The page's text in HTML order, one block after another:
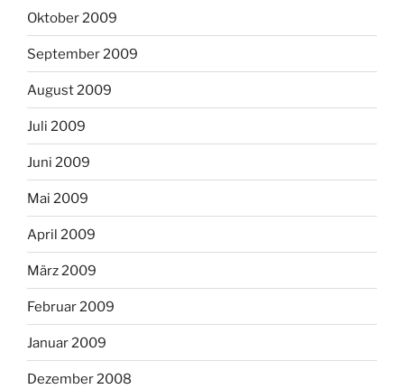
Oktober 2009
September 2009
August 2009
Juli 2009
Juni 2009
Mai 2009
April 2009
März 2009
Februar 2009
Januar 2009
Dezember 2008